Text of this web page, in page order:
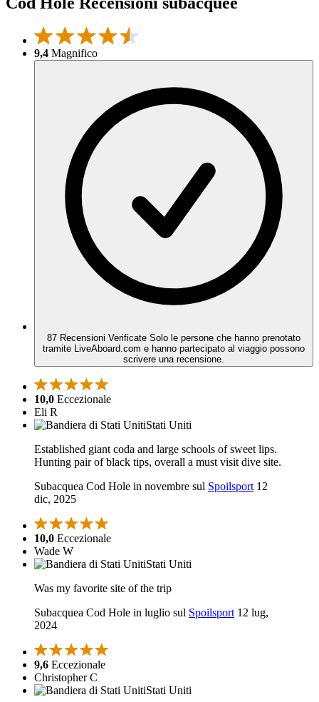
9,4 Magnifico
87 Recensioni Verificate Solo le persone che hanno prenotato
tramite LiveAboard.com e hanno partecipato al viaggio possono
scrivere una recensione.
10,0 Eccezionale
Eli R
Stati Uniti
Established giant coda and large schools of sweet lips.
Hunting pair of black tips, overall a must visit dive site.
Subacquea Cod Hole in novembre sul Spoilsport 12
dic, 2025
10,0 Eccezionale
Wade W
Stati Uniti
Was my favorite site of the trip
Subacquea Cod Hole in luglio sul Spoilsport 12 lug,
2024
9,6 Eccezionale
Christopher C
Stati Uniti